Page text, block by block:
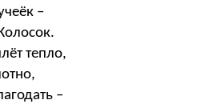
–
тепло,
–